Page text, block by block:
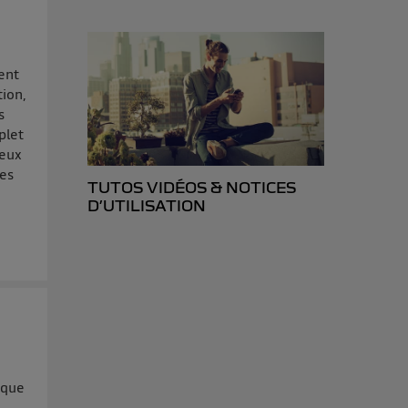
TUTOS VIDÉOS & NOTICES
D’UTILISATION